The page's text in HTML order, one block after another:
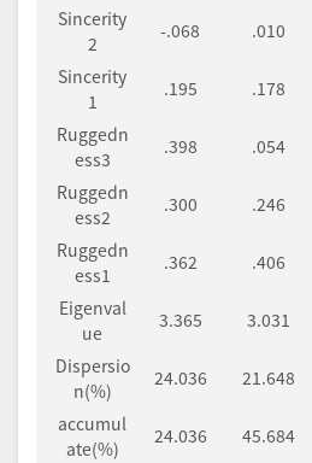
Sincerity
2
-.068 .010
Sincerity
1
.195 .178
Ruggedn
ess3
.398 .054
Ruggedn
ess2
.300 .246
Ruggedn
ess1
.362 .406
Eigenval
ue
3.365 3.031
Dispersio
n(%)
24.036 21.648
accumul
ate(%)
24.036 45.684